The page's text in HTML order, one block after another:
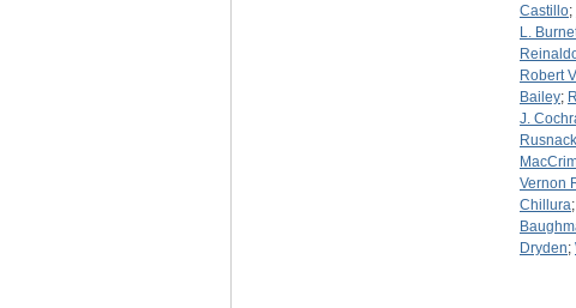
Castillo;
L.
Robert
Bailey;
J.
Rusnack
Vernon
Chillura;
Dryden;